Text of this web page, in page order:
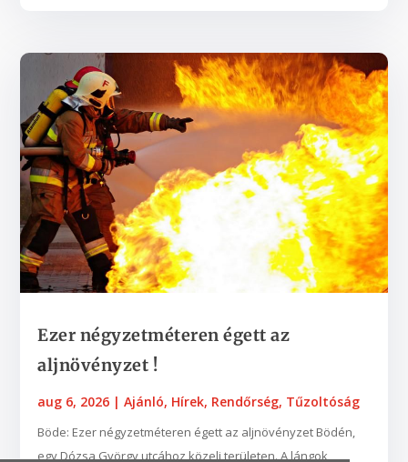
Ezer négyzetméteren égett az
aljnövényzet !
aug 6, 2026 |Ajánló, Hírek, Rendőrség, Tűzoltóság
Böde: Ezer négyzetméteren égett az aljnövényzet Bödén,
egy Dózsa György utcához közeli területen. A lángok